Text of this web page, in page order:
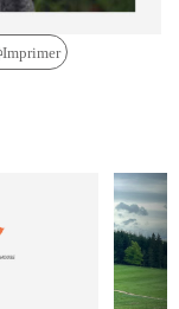
Imprimer